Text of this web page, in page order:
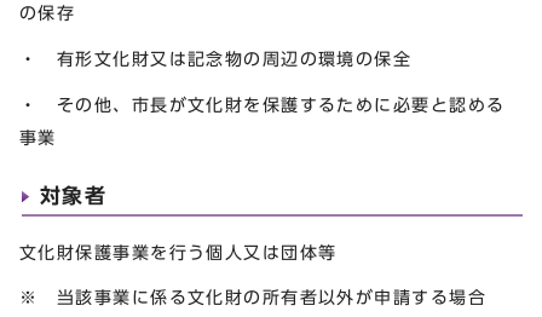
の保存
・ 有形文化財又は記念物の周辺の環境の保全
・ その他、市長が文化財を保護するために必要と認める
事業
対象者
文化財保護事業を行う個人又は団体等
※ 当該事業に係る文化財の所有者以外が申請する場合